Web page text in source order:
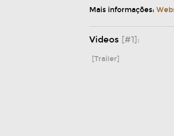
Mais informações:
Videos [#1]:
[Trailer]